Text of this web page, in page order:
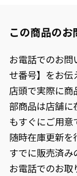
この商品のお
お電話でのお
せ番号】をお伝
店頭で実際に
部商品は店舗に
もすぐにご用意
随時在庫更新を
すでに販売済み
お電話でのお取